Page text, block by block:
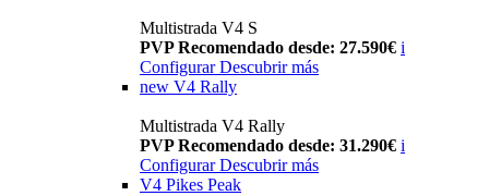
Multistrada V4 S
PVP Recomendado desde: 27.590€ i
Configurar Descubrir más
new V4 Rally
Multistrada V4 Rally
PVP Recomendado desde: 31.290€ i
Configurar Descubrir más
V4 Pikes Peak